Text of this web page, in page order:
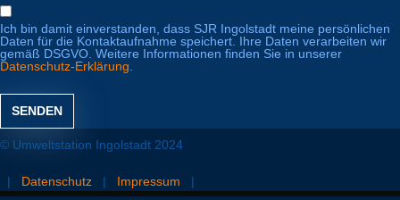
Ich bin damit einverstanden, dass SJR Ingolstadt meine persönlichen
Daten für die Kontaktaufnahme speichert. Ihre Daten verarbeiten wir
gemäß DSGVO. Weitere Informationen finden Sie in unserer
Datenschutz-Erklärung
SENDEN
© Umweltstation Ingolstadt 2024
| Datenschutz | Impressum |